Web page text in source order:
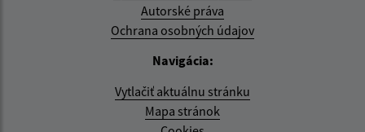
Autorské práva
Ochrana osobných údajov
Navigácia:
Vytlačiť aktuálnu stránku
Mapa stránok